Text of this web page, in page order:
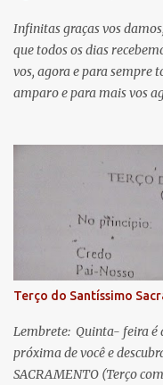
á
r
i
o
Infinitas graças vos
que todos os dias
vos, agora e para sempre
amparo e para mais vos
lágrimas. Eia, pois,
misericordiosos a nós
Jesus. Bendito é o fruto
doce e sempre Virgem
Para que sejamos dignos
Terço do Santíssimo
Lembrete: Quinta- feira é
próxima de você e
SACRAMENTO (Terço